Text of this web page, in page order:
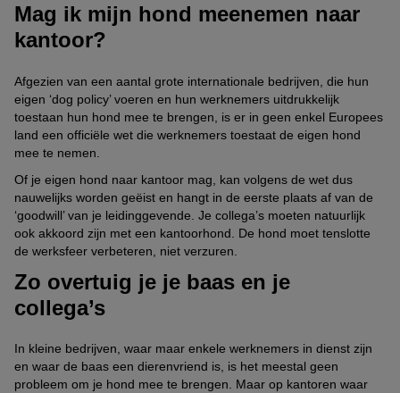
Mag ik mijn hond meenemen naar
kantoor?
Afgezien van een aantal grote internationale bedrijven, die hun
eigen ‘dog policy’ voeren en hun werknemers uitdrukkelijk
toestaan hun hond mee te brengen, is er in geen enkel Europees
land een officiële wet die werknemers toestaat de eigen hond
mee te nemen.
Of je eigen hond naar kantoor mag, kan volgens de wet dus
nauwelijks worden geëist en hangt in de eerste plaats af van de
‘goodwill’ van je leidinggevende. Je collega’s moeten natuurlijk
ook akkoord zijn met een kantoorhond. De hond moet tenslotte
de werksfeer verbeteren, niet verzuren.
Zo overtuig je je baas en je
collega’s
In kleine bedrijven, waar maar enkele werknemers in dienst zijn
en waar de baas een dierenvriend is, is het meestal geen
probleem om je hond mee te brengen. Maar op kantoren waar